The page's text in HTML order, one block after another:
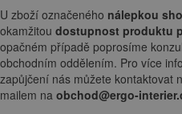
U zboží označeného nálepkou
okamžitou dostupnost produktu
opačném případě poprosíme
obchodním oddělením. Pro více
zapůjčení nás můžete kontaktovat
mailem na obchod@ergo-